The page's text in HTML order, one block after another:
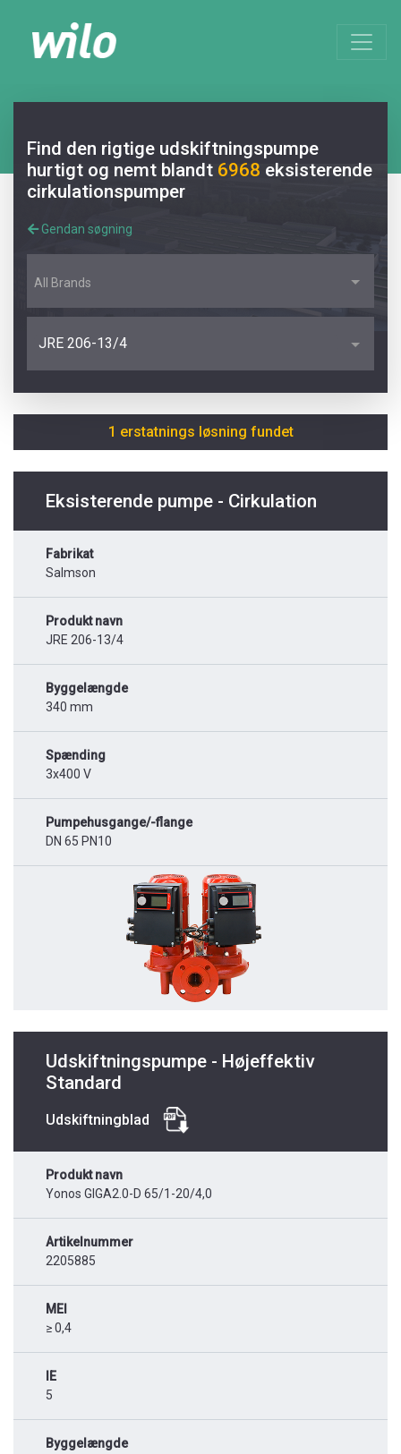
Find den rigtige udskiftningspumpe
hurtigt og nemt blandt 6968 eksisterende
cirkulationspumper
Gendan søgning
All Brands
JRE 206-13/4
1 erstatnings løsning fundet
Eksisterende pumpe - Cirkulation
Fabrikat
Salmson
Produkt navn
JRE 206-13/4
Byggelængde
340 mm
Spænding
3x400 V
Pumpehusgange/-flange
DN 65 PN10
Udskiftningspumpe - Højeffektiv
Standard
Udskiftningblad
Produkt navn
Yonos GIGA2.0-D 65/1-20/4,0
Artikelnummer
2205885
MEI
≥ 0,4
IE
5
Byggelængde